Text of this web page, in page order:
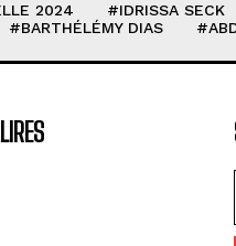
2024 #IDRISSA SECK
#BARTHÉLÉMY DIAS